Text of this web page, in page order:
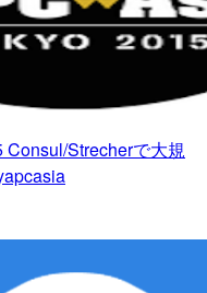
Consul/Strecherで大規